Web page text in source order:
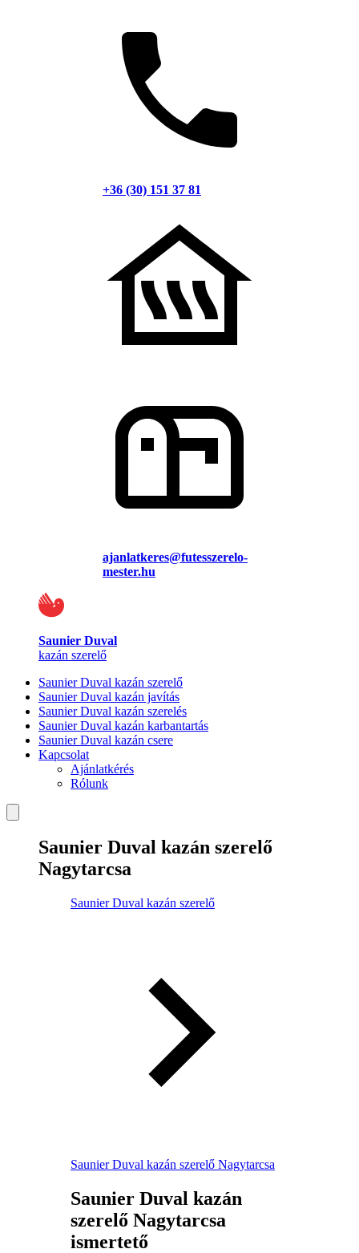
+36 (30) 151 37 81
ajanlatkeres@futesszerelo-
mester.hu
Saunier Duval
kazán szerelő
Saunier Duval kazán szerelő
Saunier Duval kazán javítás
Saunier Duval kazán szerelés
Saunier Duval kazán karbantartás
Saunier Duval kazán csere
Kapcsolat
Ajánlatkérés
Rólunk
Saunier Duval kazán szerelő
Nagytarcsa
Saunier Duval kazán szerelő
Saunier Duval kazán szerelő Nagytarcsa
Saunier Duval kazán
szerelő Nagytarcsa
ismertető